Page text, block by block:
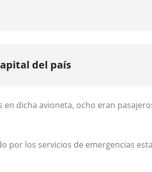
del país
dicha avioneta, ocho eran
por los servicios de emergencias